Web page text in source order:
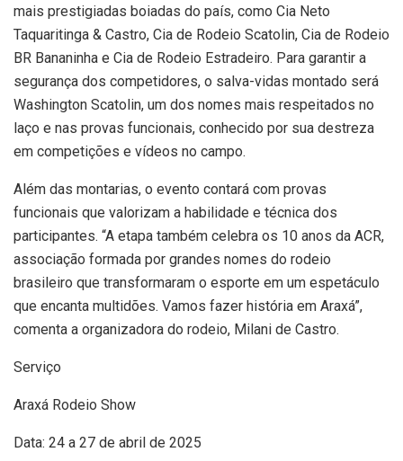
mais prestigiadas boiadas do país, como Cia Neto
Taquaritinga & Castro, Cia de Rodeio Scatolin, Cia de Rodeio
BR Bananinha e Cia de Rodeio Estradeiro. Para garantir a
segurança dos competidores, o salva-vidas montado será
Washington Scatolin, um dos nomes mais respeitados no
laço e nas provas funcionais, conhecido por sua destreza
em competições e vídeos no campo.
Além das montarias, o evento contará com provas
funcionais que valorizam a habilidade e técnica dos
participantes. “A etapa também celebra os 10 anos da ACR,
associação formada por grandes nomes do rodeio
brasileiro que transformaram o esporte em um espetáculo
que encanta multidões. Vamos fazer história em Araxá”,
comenta a organizadora do rodeio, Milani de Castro.
Serviço
Araxá Rodeio Show
Data: 24 a 27 de abril de 2025